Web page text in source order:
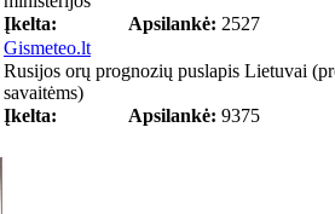
Įkelta:
Apsilankė: 2527
Gismeteo.lt
Rusijos orų prognozių puslapis Lietuvai
savaitėms)
Įkelta:
Apsilankė: 9375